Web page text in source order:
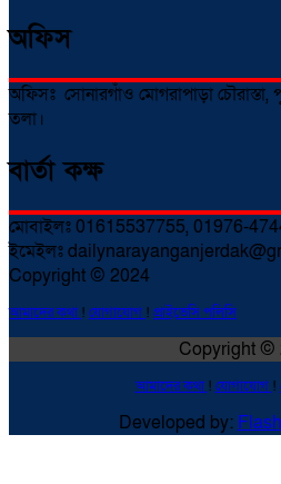
অফিস
অফিসঃ সোনারগাঁও মোগরাপাড়া চৌরাস্তা,
তলা।
বার্তা কক্ষ
মোবাইলঃ 01615537755, 01976-
ইমেইলঃ
Copyright © 2024
আমাদের কথা! যোগাযোগ ! প্রাইভেসি পলিসি
Copyright ©
আমাদের কথা! যোগাযোগ !
Developed by: